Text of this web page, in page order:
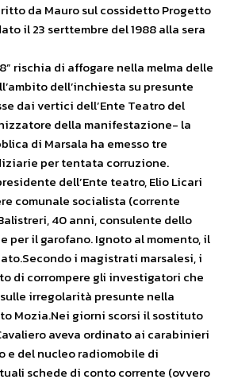
da Mauro sul cossidetto Progetto
il 23 serttembre del 1988 alla sera
rischia di affogare nella melma delle
dell’inchiesta su presunte
dai vertici dell’Ente Teatro del
della manifestazione- la
di Marsala ha emesso tre
per tentata corruzione.
dell’Ente teatro, Elio Licari
comunale socialista (corrente
40 anni, consulente dello
per il garofano. Ignoto al momento, il
i magistrati marsalesi, i
di corrompere gli investigatori che
irregolarità presunte nella
Mozia.Nei giorni scorsi il sostituto
aveva ordinato ai carabinieri
e del nucleo radiomobile di
schede di conto corrente (ovvero